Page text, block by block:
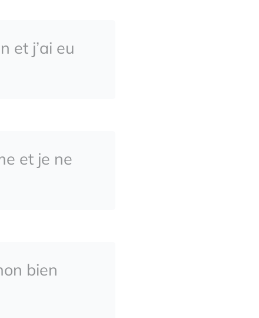
et j’ai eu
et je ne
bien